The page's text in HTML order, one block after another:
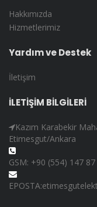
Hakkımızda
Hizmetlerimiz
Yardım ve Destek
İletişim
İLETİŞİM BİLGİLERİ
Kazım Karabekir
Etimesgut/Ankara
GSM: +90 (554) 147